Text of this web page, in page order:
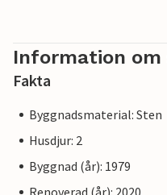
Information om
Fakta
Byggnadsmaterial: Sten
Husdjur: 2
Byggnad (år): 1979